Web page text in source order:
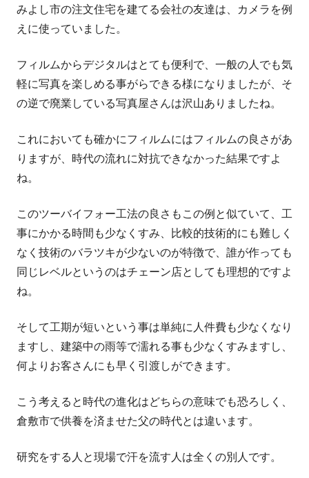
みよし市の注文住宅を建てる会社の友達は、カメラを例
えに使っていました。
フィルムからデジタルはとても便利で、一般の人でも気
軽に写真を楽しめる事がらできる様になりましたが、そ
の逆で廃業している写真屋さんは沢山ありましたね。
これにおいても確かにフィルムにはフィルムの良さがあ
りますが、時代の流れに対抗できなかった結果ですよ
ね。
このツーバイフォー工法の良さもこの例と似ていて、工
事にかかる時間も少なくすみ、比較的技術的にも難しく
なく技術のバラツキが少ないのが特徴で、誰が作っても
同じレベルというのはチェーン店としても理想的ですよ
ね。
そして工期が短いという事は単純に人件費も少なくなり
ますし、建築中の雨等で濡れる事も少なくすみますし、
何よりお客さんにも早く引渡しができます。
こう考えると時代の進化はどちらの意味でも恐ろしく、
倉敷市で供養を済ませた父の時代とは違います。
研究をする人と現場で汗を流す人は全くの別人です。